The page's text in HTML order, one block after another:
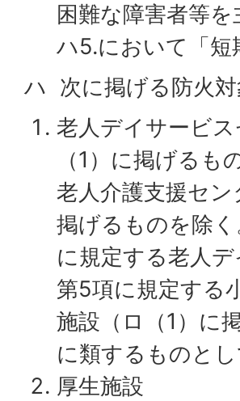
困難な障害者等
ハ5.において「短
ハ 次に掲げる防火対
老人デイサービ
（1）に掲げる
老人介護支援セ
掲げるものを除
に規定する老人
第5項に規定する
施設（ロ（1）に
に類するものと
厚生施設